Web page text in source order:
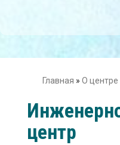
Главная » О центре
центр